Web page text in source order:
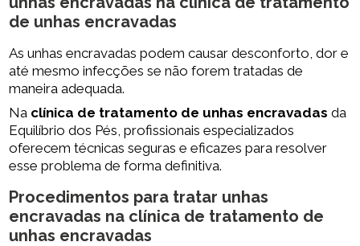
de unhas encravadas
As unhas encravadas podem causar desconforto, dor e
até mesmo infecções se não forem tratadas de
maneira adequada.
Na clínica de tratamento de unhas encravadas da
Equilíbrio dos Pés, profissionais especializados
oferecem técnicas seguras e eficazes para resolver
esse problema de forma definitiva.
Procedimentos para tratar unhas
encravadas na clínica de tratamento de
unhas encravadas